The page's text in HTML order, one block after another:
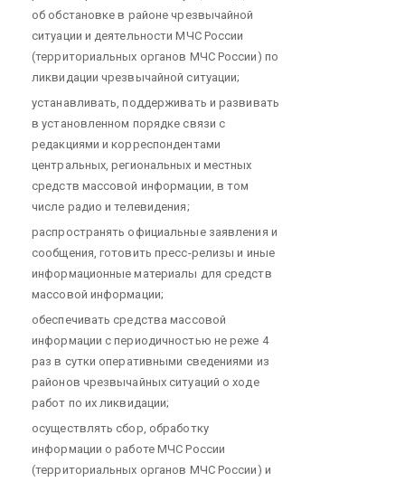
об обстановке в районе чрезвычайной
ситуации и деятельности МЧС России
(территориальных органов МЧС России) по
ликвидации чрезвычайной ситуации;
устанавливать, поддерживать и развивать
в установленном порядке связи с
редакциями и корреспондентами
центральных, региональных и местных
средств массовой информации, в том
числе радио и телевидения;
распространять официальные заявления и
сообщения, готовить пресс-релизы и иные
информационные материалы для средств
массовой информации;
обеспечивать средства массовой
информации с периодичностью не реже 4
раз в сутки оперативными сведениями из
районов чрезвычайных ситуаций о ходе
работ по их ликвидации;
осуществлять сбор, обработку
информации о работе МЧС России
(территориальных органов МЧС России) и